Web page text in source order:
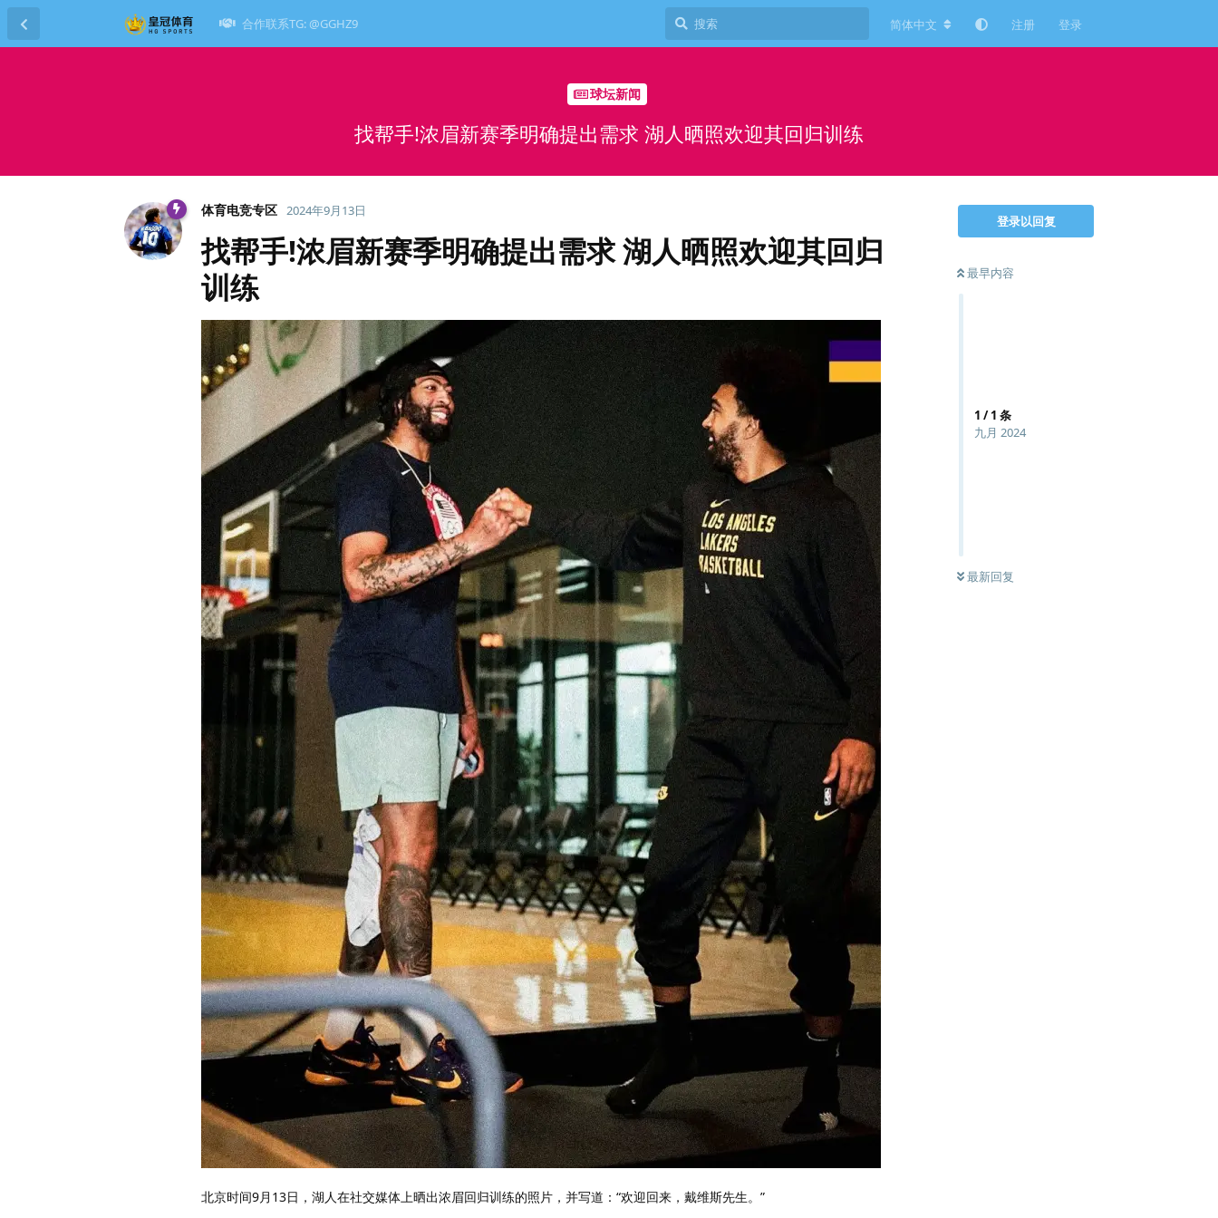
合作联系TG: @GGHZ9 简体中文 注册 登录
球坛新闻
找帮手!浓眉新赛季明确提出需求 湖人晒照欢迎其回归训练
登录以回复
最早内容
1 /1 条
九月 2024
最新回复
体育电竞专区 2024年9月13日
找帮手!浓眉新赛季明确提出需求 湖人晒照欢迎其回归
训练
北京时间9月13日，湖人在社交媒体上晒出浓眉回归训练的照片，并写道：“欢迎回来，戴维斯先生。”